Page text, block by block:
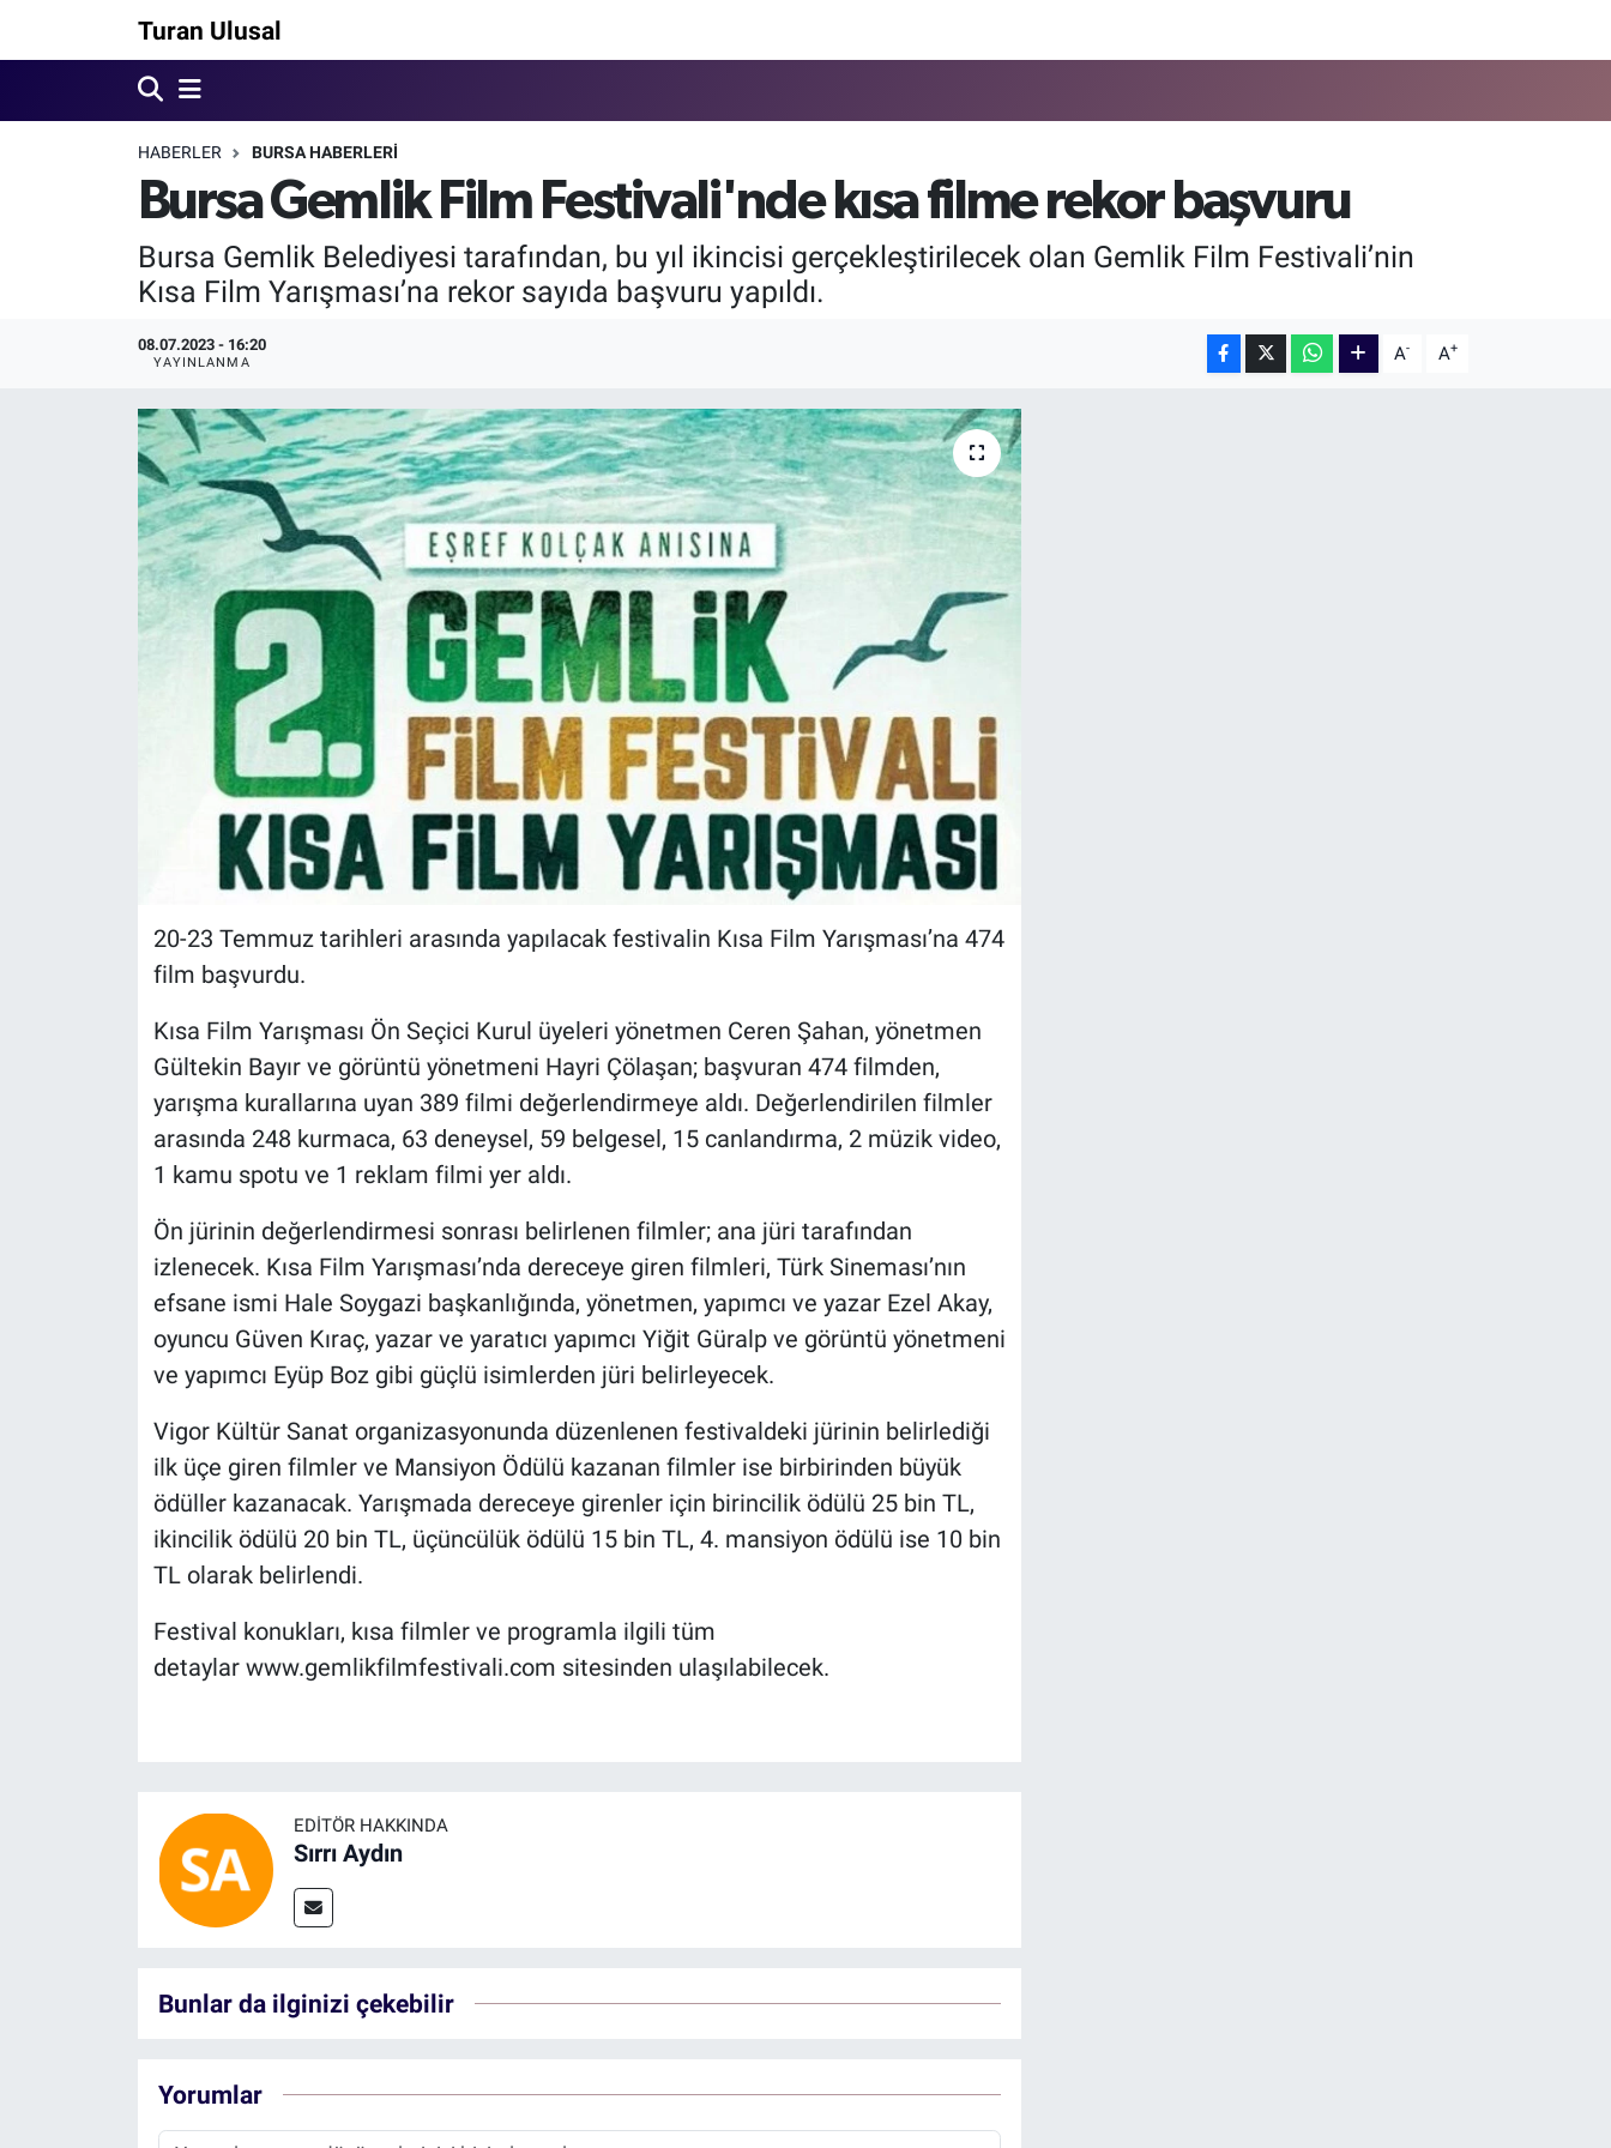
Turan Ulusal
HABERLER BURSA HABERLERİ
Bursa Gemlik Film Festivali'nde kısa filme rekor başvuru
Bursa Gemlik Belediyesi tarafından, bu yıl ikincisi gerçekleştirilecek olan Gemlik Film Festivali’nin
Kısa Film Yarışması’na rekor sayıda başvuru yapıldı.
08.07.2023 - 16:20
YAYINLANMA A- A+
20-23 Temmuz tarihleri arasında yapılacak festivalin Kısa Film Yarışması’na 474
film başvurdu.
Kısa Film Yarışması Ön Seçici Kurul üyeleri yönetmen Ceren Şahan, yönetmen
Gültekin Bayır ve görüntü yönetmeni Hayri Çölaşan; başvuran 474 filmden,
yarışma kurallarına uyan 389 filmi değerlendirmeye aldı. Değerlendirilen filmler
arasında 248 kurmaca, 63 deneysel, 59 belgesel, 15 canlandırma, 2 müzik video,
1 kamu spotu ve 1 reklam filmi yer aldı.
Ön jürinin değerlendirmesi sonrası belirlenen filmler; ana jüri tarafından
izlenecek. Kısa Film Yarışması’nda dereceye giren filmleri, Türk Sineması’nın
efsane ismi Hale Soygazi başkanlığında, yönetmen, yapımcı ve yazar Ezel Akay,
oyuncu Güven Kıraç, yazar ve yaratıcı yapımcı Yiğit Güralp ve görüntü yönetmeni
ve yapımcı Eyüp Boz gibi güçlü isimlerden jüri belirleyecek.
Vigor Kültür Sanat organizasyonunda düzenlenen festivaldeki jürinin belirlediği
ilk üçe giren filmler ve Mansiyon Ödülü kazanan filmler ise birbirinden büyük
ödüller kazanacak. Yarışmada dereceye girenler için birincilik ödülü 25 bin TL,
ikincilik ödülü 20 bin TL, üçüncülük ödülü 15 bin TL, 4. mansiyon ödülü ise 10 bin
TL olarak belirlendi.
Festival konukları, kısa filmler ve programla ilgili tüm
detaylar www.gemlikfilmfestivali.com sitesinden ulaşılabilecek.
EDITÖR HAKKINDA
Sırrı Aydın
Bunlar da ilginizi çekebilir
Yorumlar